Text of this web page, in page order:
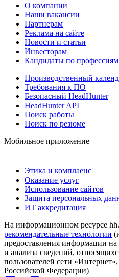
О компании
Наши вакансии
Партнерам
Реклама на сайте
Новости и статьи
Инвесторам
Кандидаты по профессиям
Производственный
Требования к ПО
Безопасный HeadHunter
HeadHunter API
Поиск работы
Поиск по резюме
Мобильное приложение
Этика и комплаенс
Оказание услуг
Использование сайтов
Защита персональных
ИТ аккредитация
На информационном ресурсе
рекомендательные технологии
предоставления информации на
и анализа сведений,
пользователей сети
Российской Федерации)